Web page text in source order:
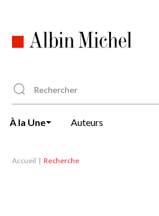
principal
À la Une Auteurs
Accueil Recherche